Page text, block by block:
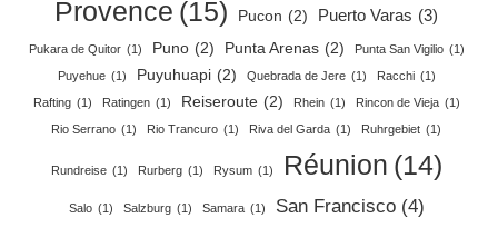
Provence (15) Pucon (2) Puerto Varas (3)
Pukara de Quitor (1) Puno (2) Punta Arenas (2) Punta San Vigilio (1)
Puyehue (1) Puyuhuapi (2) Quebrada de Jere (1) Racchi (1)
Rafting (1) Ratingen (1) Reiseroute (2) Rhein (1) Rincon de Vieja (1)
Rio Serrano (1) Rio Trancuro (1) Riva del Garda (1) Ruhrgebiet (1)
Rundreise (1) Rurberg (1) Rysum (1) Réunion (14)
Salo (1) Salzburg (1) Samara (1) San Francisco (4)